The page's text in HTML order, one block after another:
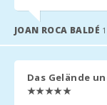
Пляж Кала
Брафi (км):
Пляж Кала
Марсал (км):
З 1 ЛИПНЯ 2016
ОСТРОВИ ВВЕЛИ
Його вартість
Перші 8 днів по
JOAN ROCA BALDÉ
Das Gelände
★★★★★